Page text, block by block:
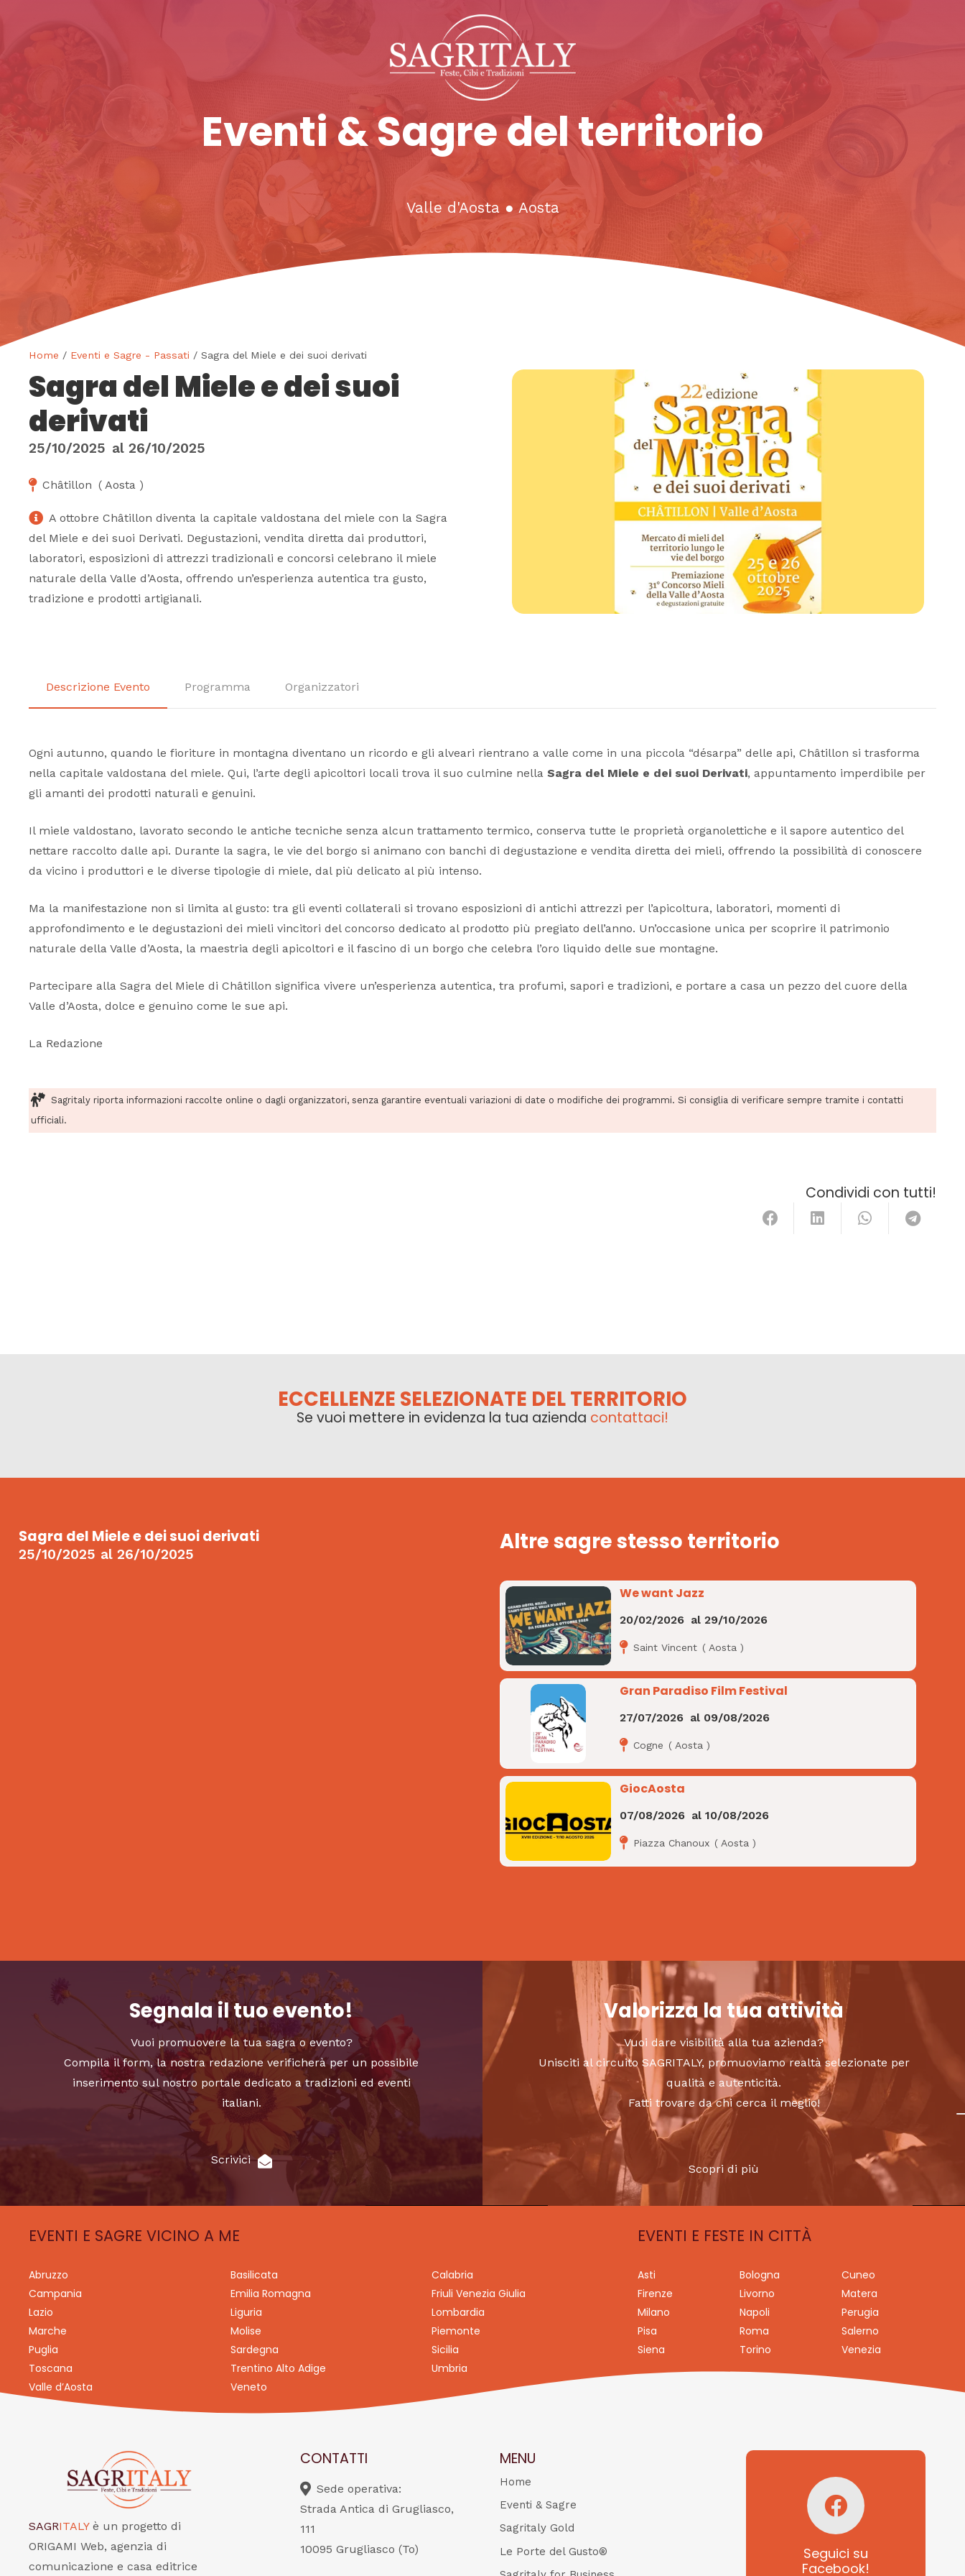
Eventi & Sagre del territorio
Valle d'Aosta ● Aosta
Home / Eventi e Sagre - Passati / Sagra del Miele e dei suoi derivati
Sagra del Miele e dei suoi
derivati
25/10/2025 al 26/10/2025
Châtillon ( Aosta )
A ottobre Châtillon diventa la capitale valdostana del miele con la Sagra
del Miele e dei suoi Derivati. Degustazioni, vendita diretta dai produttori,
laboratori, esposizioni di attrezzi tradizionali e concorsi celebrano il miele
naturale della Valle d’Aosta, offrendo un’esperienza autentica tra gusto,
tradizione e prodotti artigianali.
Descrizione Evento Programma Organizzatori
Ogni autunno, quando le fioriture in montagna diventano un ricordo e gli alveari rientrano a valle come in una piccola “désarpa” delle api, Châtillon si trasforma
nella capitale valdostana del miele. Qui, l’arte degli apicoltori locali trova il suo culmine nella Sagra del Miele e dei suoi Derivati, appuntamento imperdibile per
gli amanti dei prodotti naturali e genuini.
Il miele valdostano, lavorato secondo le antiche tecniche senza alcun trattamento termico, conserva tutte le proprietà organolettiche e il sapore autentico del
nettare raccolto dalle api. Durante la sagra, le vie del borgo si animano con banchi di degustazione e vendita diretta dei mieli, offrendo la possibilità di conoscere
da vicino i produttori e le diverse tipologie di miele, dal più delicato al più intenso.
Ma la manifestazione non si limita al gusto: tra gli eventi collaterali si trovano esposizioni di antichi attrezzi per l’apicoltura, laboratori, momenti di
approfondimento e le degustazioni dei mieli vincitori del concorso dedicato al prodotto più pregiato dell’anno. Un’occasione unica per scoprire il patrimonio
naturale della Valle d’Aosta, la maestria degli apicoltori e il fascino di un borgo che celebra l’oro liquido delle sue montagne.
Partecipare alla Sagra del Miele di Châtillon significa vivere un’esperienza autentica, tra profumi, sapori e tradizioni, e portare a casa un pezzo del cuore della
Valle d’Aosta, dolce e genuino come le sue api.
La Redazione
Sagritaly riporta informazioni raccolte online o dagli organizzatori, senza garantire eventuali variazioni di date o modifiche dei programmi. Si consiglia di verificare sempre tramite i contatti
ufficiali.
Condividi con tutti!
ECCELLENZE SELEZIONATE DEL TERRITORIO
Se vuoi mettere in evidenza la tua azienda contattaci!
Sagra del Miele e dei suoi derivati
25/10/2025 al26/10/2025 Altre sagre stesso territorio
We want Jazz
20/02/2026 al29/10/2026
Saint Vincent (Aosta )
Gran Paradiso Film Festival
27/07/2026 al 09/08/2026
Cogne (Aosta )
GiocAosta
07/08/2026 al10/08/2026
Piazza Chanoux (Aosta )
Segnala il tuo evento!
Vuoi promuovere la tua sagra o evento?
Compila il form, la nostra redazione verificherà per un possibile
inserimento sul nostro portale dedicato a tradizioni ed eventi
italiani.
Scrivici
Valorizza la tua attività
Vuoi dare visibilità alla tua azienda?
Unisciti al circuito SAGRITALY, promuoviamo realtà selezionate per
qualità e autenticità.
Fatti trovare da chi cerca il meglio!
Scopri di più
EVENTI E SAGRE VICINO A ME
Abruzzo Basilicata
Calabria
Campania
Emilia Romagna
Friuli Venezia Giulia
Lazio
Liguria
Lombardia
Marche
Molise
Piemonte
Puglia
Sardegna
Sicilia
Toscana
Trentino Alto Adige
Umbria
Valle d’Aosta
Veneto
EVENTI E FESTE IN CITTÀ
Asti Bologna
Cuneo
Firenze
Livorno
Matera
Milano
Napoli
Perugia
Pisa
Roma
Salerno
Siena
Torino Venezia
SAGRITALY è un progetto di
ORIGAMI Web, agenzia di
comunicazione e casa editrice
CONTATTI
Sede operativa:
Strada Antica di Grugliasco,
111
10095 Grugliasco (To)
MENU
Home
Eventi & Sagre
Sagritaly Gold
Le Porte del Gusto®
Seguici su
Facebook!
Seguici su
Facebook!
SAGRITALY
Feste, cibi e tradizioni